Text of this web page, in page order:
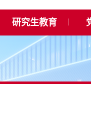
研究生教育